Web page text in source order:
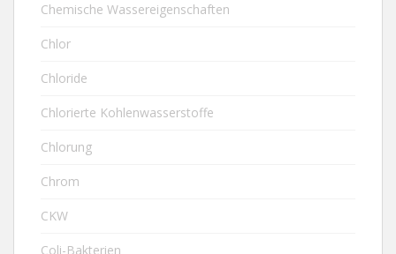
Chemische Wassereigenschaften
Chlor
Chloride
Chlorierte Kohlenwasserstoffe
Chlorung
Chrom
CKW
Coli-Bakterien